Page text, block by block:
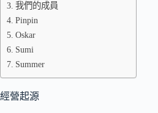
我們的成員
Pinpin
Oskar
Sumi
Summer
經營起源